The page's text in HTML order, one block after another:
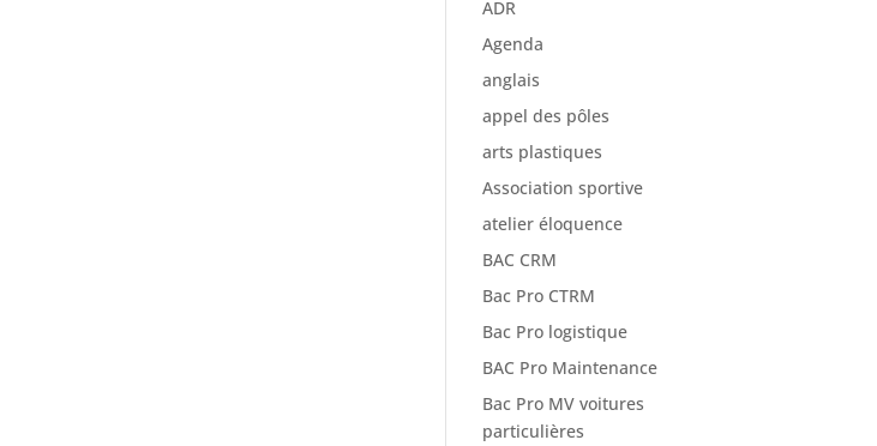
ADR
Agenda
anglais
appel des pôles
arts plastiques
Association sportive
atelier éloquence
BAC CRM
Bac Pro CTRM
Bac Pro logistique
BAC Pro Maintenance
Bac Pro MV voitures
particulières